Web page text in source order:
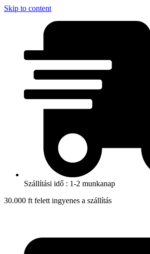
Skip to content
Szállítási idő : 1-2 munkanap
30.000 ft felett ingyenes a szállítás